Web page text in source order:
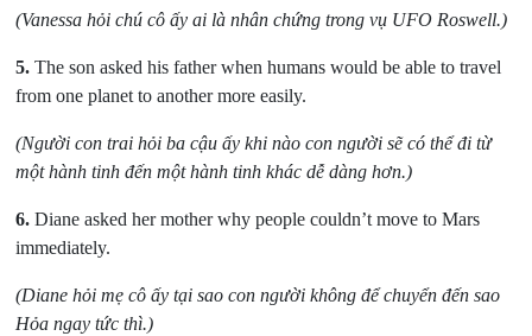
(Vanessa hỏi chú cô ấy ai là nhân chứng trong vụ UFO Roswell.)
5. The son asked his father when humans would be able to travel
from one planet to another more easily.
(Người con trai hỏi ba cậu ấy khi nào con người sẽ có thể đi từ
một hành tinh đến một hành tinh khác dễ dàng hơn.)
6. Diane asked her mother why people couldn’t move to Mars
immediately.
(Diane hỏi mẹ cô ấy tại sao con người không để chuyển đến sao
Hỏa ngay tức thì.)